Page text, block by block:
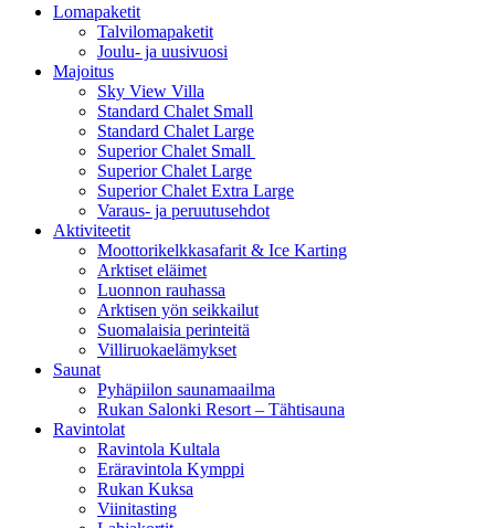
Lomapaketit
Talvilomapaketit
Joulu- ja uusivuosi
Majoitus
Sky View Villa
Standard Chalet Small
Standard Chalet Large
Superior Chalet Small
Superior Chalet Large
Superior Chalet Extra Large
Varaus- ja peruutusehdot
Aktiviteetit
Moottorikelkkasafarit & Ice Karting
Arktiset eläimet
Luonnon rauhassa
Arktisen yön seikkailut
Suomalaisia perinteitä
Villiruokaelämykset
Saunat
Pyhäpiilon saunamaailma
Rukan Salonki Resort – Tähtisauna
Ravintolat
Ravintola Kultala
Eräravintola Kymppi
Rukan Kuksa
Viinitasting